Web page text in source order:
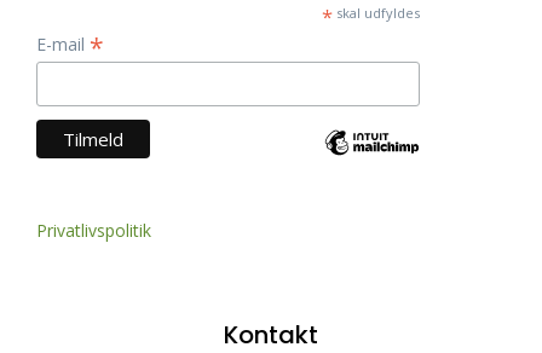
*skal udfyldes
E-mail *
Privatlivspolitik
Kontakt